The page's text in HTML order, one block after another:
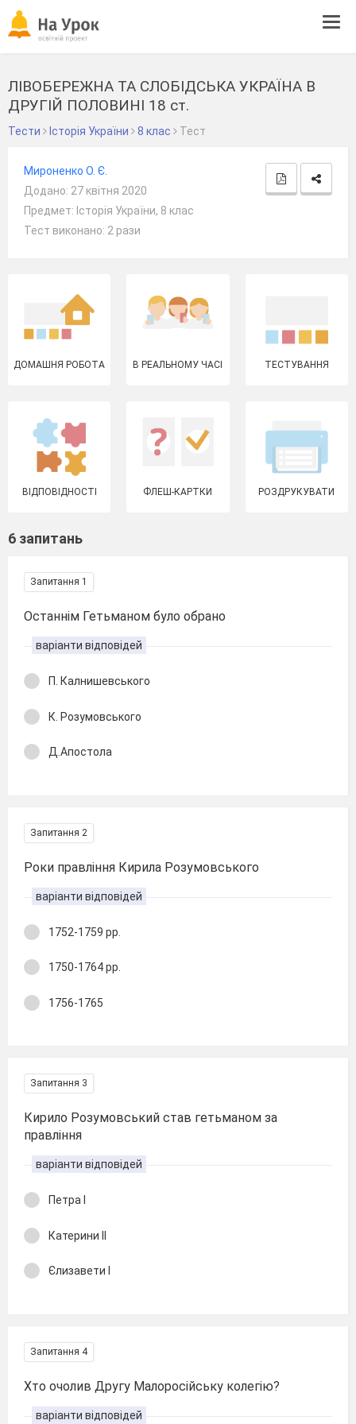
ЛІВОБЕРЕЖНА ТА СЛОБІДСЬКА УКРАЇНА В
ДРУГІЙ ПОЛОВИНІ 18 ст.
Тести Історія України 8 клас Тест
Мироненко О. Є.
Додано: 27 квітня 2020
Предмет: Історія України, 8 клас
Тест виконано: 2 рази
ДОМАШНЯ РОБОТА В РЕАЛЬНОМУ ЧАСІ ТЕСТУВАННЯ
ВІДПОВІДНОСТІ ФЛЕШ-КАРТКИ РОЗДРУКУВАТИ
6 запитань
Запитання 1
Останнім Гетьманом було обрано
варіанти відповідей
П. Калнишевського
К. Розумовського
Д.Апостола
Запитання 2
Роки правління Кирила Розумовського
варіанти відповідей
1752-1759 рр.
1750-1764 рр.
1756-1765
Запитання 3
Кирило Розумовський став гетьманом за
правління
варіанти відповідей
Петра І
Катерини ІІ
Єлизавети І
Запитання 4
Хто очолив Другу Малоросійську колегію?
варіанти відповідей